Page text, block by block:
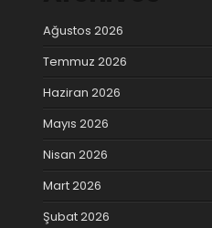
Ağustos 2026
Temmuz 2026
Haziran 2026
Mayıs 2026
Nisan 2026
Mart 2026
Şubat 2026